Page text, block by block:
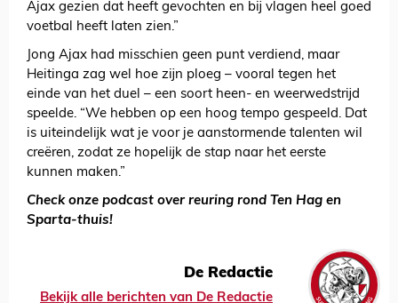
Ajax gezien dat heeft gevochten en bij vlagen heel goed
voetbal heeft laten zien.”
Jong Ajax had misschien geen punt verdiend, maar
Heitinga zag wel hoe zijn ploeg – vooral tegen het
einde van het duel – een soort heen- en weerwedstrijd
speelde. “We hebben op een hoog tempo gespeeld. Dat
is uiteindelijk wat je voor je aanstormende talenten wil
creëren, zodat ze hopelijk de stap naar het eerste
kunnen maken.”
Check onze podcast over reuring rond Ten Hag en
Sparta-thuis!
De Redactie
Bekijk alle berichten van De Redactie